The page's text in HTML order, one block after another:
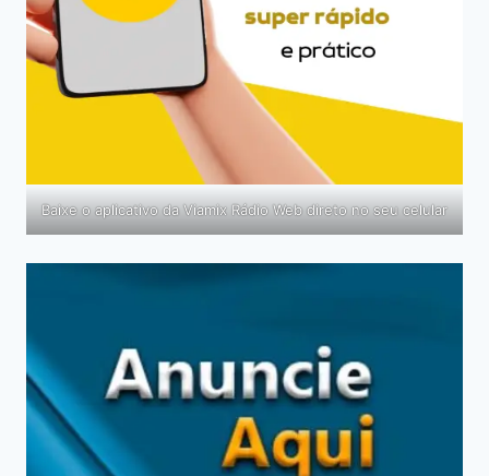
Baixe o aplicativo da Viamix Rádio Web direto no seu celular